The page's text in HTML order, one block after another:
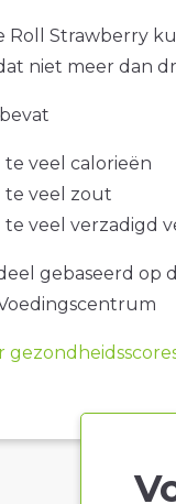
Roll Strawberry
niet meer dan
te veel calorieën
te veel zout
te veel verzadigd
gebaseerd op